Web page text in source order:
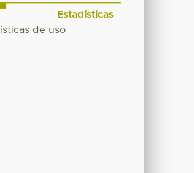
Estadísticas
de uso